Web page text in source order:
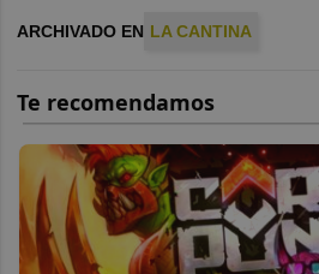
ARCHIVADO EN LA CANTINA